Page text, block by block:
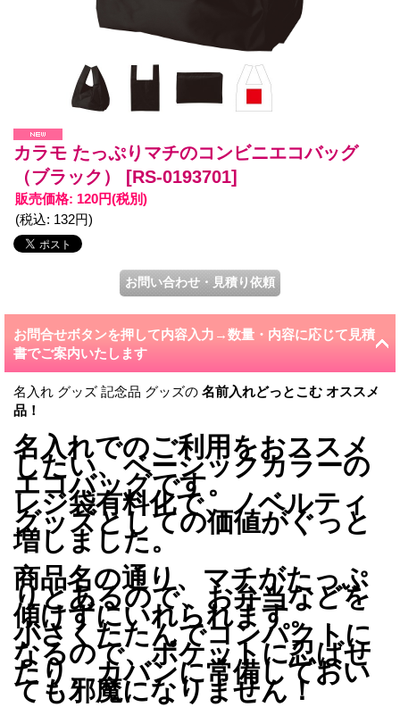
カラモ たっぷりマチのコンビニエコバッグ
（ブラック）
[RS-0193701]
販売価格: 120円(税別)
(税込: 132円)
お問合せボタンを押して内容入力→数量・内容に応じて見積
書でご案内いたします
名入れ グッズ 記念品 グッズの 名前入れどっとこむ オススメ
品！
名入れでのご利用をおススメ
したい、ベーシックカラーの
エコバッグです。
レジ袋有料化で、ノベルティ
グッズとしての価値がぐっと
増しました。
商品名の通り、マチがたっぷ
りとあるので、お弁当などを
傾けずにいれられます。
小さくたたんでコンパクトに
なるので、ポケットに忍ばせ
たり、カバンに常備しておい
ても邪魔になりません！